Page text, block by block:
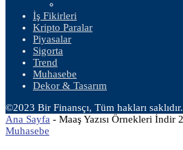
İş Fikirleri
Kripto Paralar
Piyasalar
Sigorta
Trend
Muhasebe
Dekor & Tasarım
©2023 Bir Finansçı, Tüm hakları saklıdır.
Ana Sayfa - Maaş Yazısı Örnekleri İndir
Muhasebe